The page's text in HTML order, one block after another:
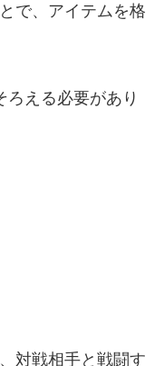
で、アイテムを格
える必要があり
対戦相手と戦闘す